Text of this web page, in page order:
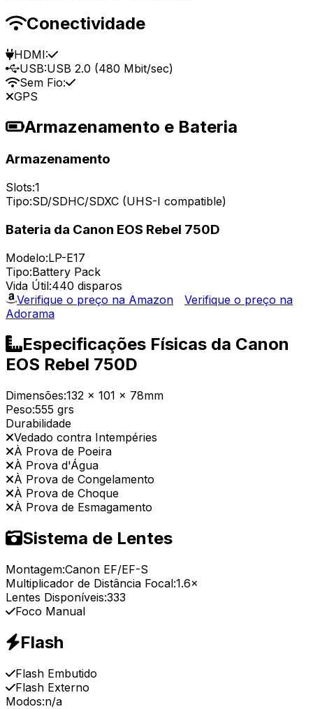
Conectividade
HDMI:
USB:USB 2.0 (480 Mbit/sec)
Sem Fio:
GPS
Armazenamento e Bateria
Armazenamento
Slots:1
Tipo:SD/SDHC/SDXC (UHS-I compatible)
Bateria da Canon EOS Rebel 750D
Modelo:LP-E17
Tipo:Battery Pack
Vida Útil:440 disparos
Verifique o preço na Amazon
Verifique o preço na
Adorama
Especificações Físicas da Canon
EOS Rebel 750D
Dimensões:132 x 101 x 78mm
Peso:555 grs
Durabilidade
Vedado contra Intempéries
À Prova de Poeira
À Prova d'Água
À Prova de Congelamento
À Prova de Choque
À Prova de Esmagamento
Sistema de Lentes
Montagem:Canon EF/EF-S
Multiplicador de Distância Focal:1.6×
Lentes Disponíveis:333
Foco Manual
Flash
Flash Embutido
Flash Externo
Modos:n/a